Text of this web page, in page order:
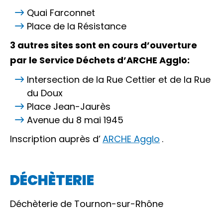
Quai Farconnet
Place de la Résistance
3 autres sites sont en cours d’ouverture
par le Service Déchets d’ARCHE Agglo:
Intersection de la Rue Cettier et de la Rue
du Doux
Place Jean-Jaurès
Avenue du 8 mai 1945
Inscription auprès d’ARCHE Agglo .
DÉCHÈTERIE
Déchèterie de Tournon-sur-Rhône